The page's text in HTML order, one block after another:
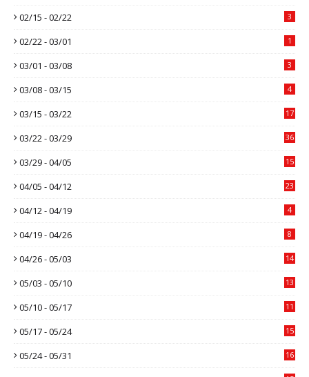
02/15 - 02/22 3
02/22 - 03/01 1
03/01 - 03/08 3
03/08 - 03/15 4
03/15 - 03/22 17
03/22 - 03/29 36
03/29 - 04/05 15
04/05 - 04/12 23
04/12 - 04/19 4
04/19 - 04/26 8
04/26 - 05/03 14
05/03 - 05/10 13
05/10 - 05/17 11
05/17 - 05/24 15
05/24 - 05/31 16